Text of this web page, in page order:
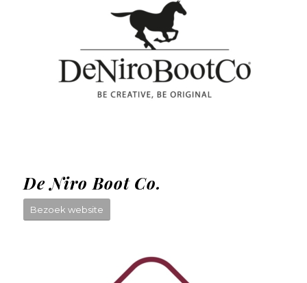
De Niro Boot Co.
Bezoek website